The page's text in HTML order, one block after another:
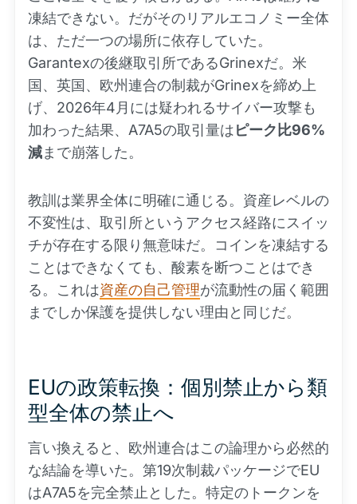
凍結できない。だがそのリアルエコノミー全体
は、ただ一つの場所に依存していた。
Garantexの後継取引所であるGrinexだ。米
国、英国、欧州連合の制裁がGrinexを締め上
げ、2026年4月には疑われるサイバー攻撃も
加わった結果、A7A5の取引量はピーク比96%
減まで崩落した。
教訓は業界全体に明確に通じる。資産レベルの
不変性は、取引所というアクセス経路にスイッ
チが存在する限り無意味だ。コインを凍結する
ことはできなくても、酸素を断つことはでき
る。これは資産の自己管理が流動性の届く範囲
までしか保護を提供しない理由と同じだ。
EUの政策転換：個別禁止から類
型全体の禁止へ
言い換えると、欧州連合はこの論理から必然的
な結論を導いた。第19次制裁パッケージでEU
はA7A5を完全禁止とした。特定のトークンを